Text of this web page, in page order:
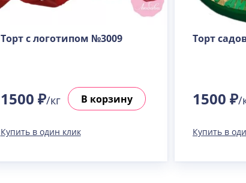
Торт с логотипом №3009
1500 ₽/кг В корзину
Купить в один клик
Торт
1500 ₽/
Купить в